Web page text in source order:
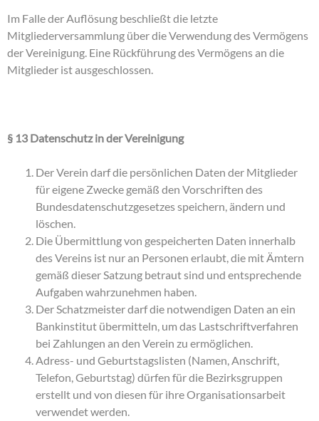
Im Falle der Auflösung beschließt die letzte
Mitgliederversammlung über die Verwendung des Vermögens
der Vereinigung. Eine Rückführung des Vermögens an die
Mitglieder ist ausgeschlossen.
§ 13 Datenschutz in der Vereinigung
Der Verein darf die persönlichen Daten der Mitglieder
für eigene Zwecke gemäß den Vorschriften des
Bundesdatenschutzgesetzes speichern, ändern und
löschen.
Die Übermittlung von gespeicherten Daten innerhalb
des Vereins ist nur an Personen erlaubt, die mit Ämtern
gemäß dieser Satzung betraut sind und entsprechende
Aufgaben wahrzunehmen haben.
Der Schatzmeister darf die notwendigen Daten an ein
Bankinstitut übermitteln, um das Lastschriftverfahren
bei Zahlungen an den Verein zu ermöglichen.
Adress- und Geburtstagslisten (Namen, Anschrift,
Telefon, Geburtstag) dürfen für die Bezirksgruppen
erstellt und von diesen für ihre Organisationsarbeit
verwendet werden.